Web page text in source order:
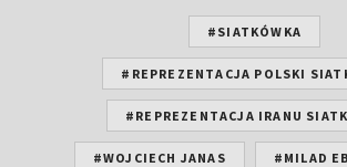
#SIATKÓWKA
#REPREZENTACJA POLSKI
#REPREZENTACJA IRANU
#WOJCIECH JANAS #MILAD